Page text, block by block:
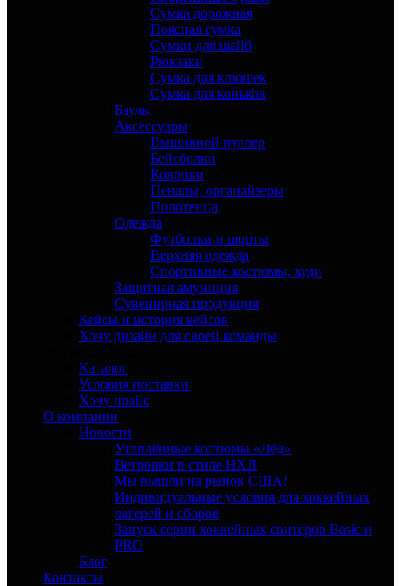
Сумка дорожная
Поясная сумка
Сумки для шайб
Рюкзаки
Сумка для клюшек
Сумка для коньков
Баулы
Аксессуары
Вышивной пуллер
Бейсболки
Коврики
Пеналы, органайзеры
Полотенца
Одежда
Футболки и шорты
Верхняя одежда
Спортивные костюмы, худи
Защитная амуниция
Сувенирная продукция
Кейсы и история кейсов
Хочу дизайн для своей команды
Каталог
Условия поставки
Хочу прайс
О компании
Новости
Утеплённые костюмы «Лёд»
Ветровки в стиле НХЛ
Мы вышли на рынок США!
Индивидуальные условия для хоккейных
лагерей и сборов
Запуск серии хоккейных свитеров Basic и
PRO
Блог
Контакты